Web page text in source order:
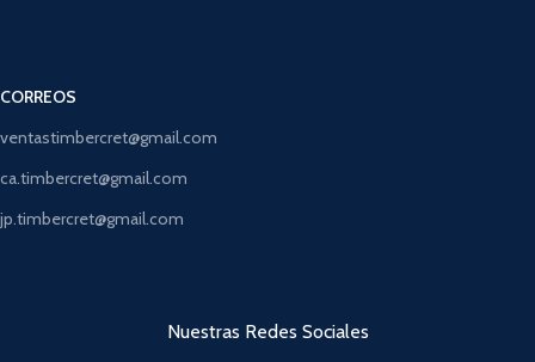
CORREOS
ventastimbercret@gmail.com
ca.timbercret@gmail.com
jp.timbercret@gmail.com
Nuestras Redes Sociales